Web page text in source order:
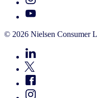
© 2026 Nielsen Consumer